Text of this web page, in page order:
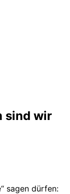
sind wir
sagen dürfen: